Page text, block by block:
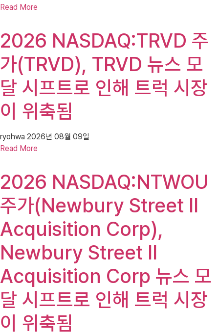
Read More
2026 NASDAQ:TRVD 주
가(TRVD), TRVD 뉴스 모
달 시프트로 인해 트럭 시장
이 위축됨
ryohwa 2026년 08월 09일
Read More
2026 NASDAQ:NTWOU
주가(Newbury Street II
Acquisition Corp),
Newbury Street II
Acquisition Corp 뉴스 모
달 시프트로 인해 트럭 시장
이 위축됨